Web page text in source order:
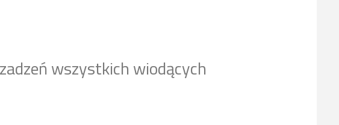
wszystkich wiodących